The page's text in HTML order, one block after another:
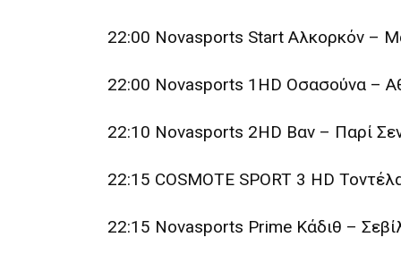
22:00 Novasports Start Αλκορκόν –
22:00 Novasports 1HD Οσασούνα –
22:10 Novasports 2HD Βαν – Παρί
22:15 COSMOTE SPORT 3 HD
22:15 Novasports Prime Κάδιθ –